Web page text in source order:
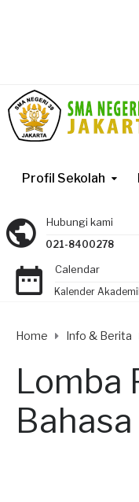
Profil Sekolah
Hubungi kami
021-8400278
Calendar
Kalender
Home Info & Berita
Lomba